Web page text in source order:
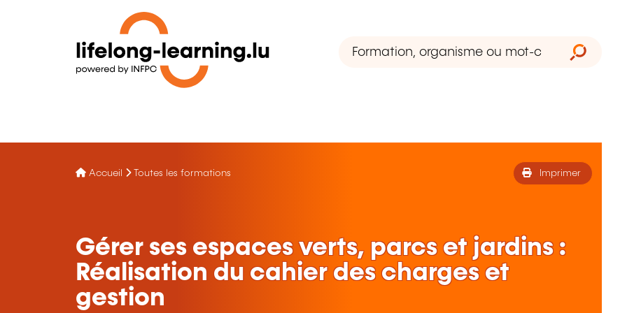
Accueil Toutes les formations Imprimer
Gérer ses espaces verts, parcs et jardins :
Réalisation du cahier des charges et
gestion